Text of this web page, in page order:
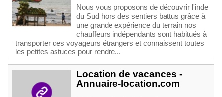
Nous vous proposons de découvrir l'inde
du Sud hors des sentiers battus grâce à
une grande expérience du terrain nos
chauffeurs indépendants sont habitués à
transporter des voyageurs étrangers et connaissent toutes
les petites astuces pour rendre...
Location de vacances -
Annuaire-location.com